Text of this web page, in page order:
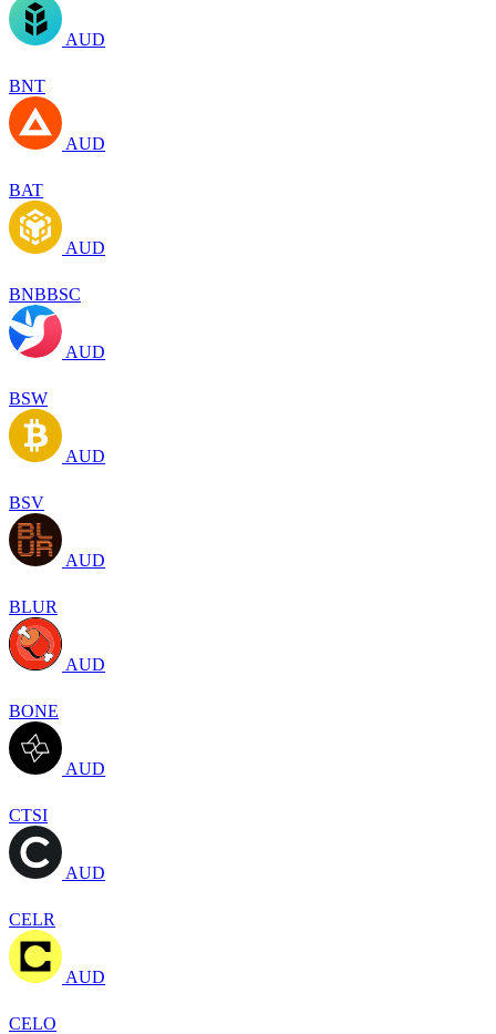
AUD
BNT
AUD
BAT
AUD
BNBBSC
AUD
BSW
AUD
BSV
AUD
BLUR
AUD
BONE
AUD
CTSI
AUD
CELR
AUD
CELO